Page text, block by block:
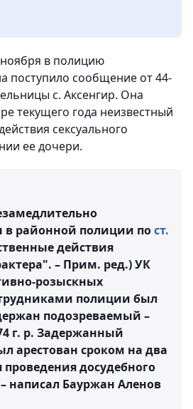
в полицию
поступило сообщение от 44-
с. Аксенгир. Она
текущего года неизвестный
сексуального
ее дочери.
в районной полиции пост.
действия
– Прим. ред.) УК
розыскных
полиции был
подозреваемый –
г. р. Задержанный
арестован сроком на два
досудебного
написал Бауржан Аленов